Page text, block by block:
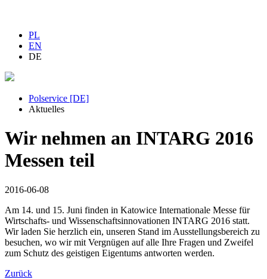
PL
EN
DE
Polservice [DE]
Aktuelles
Wir nehmen an INTARG 2016
Messen teil
2016-06-08
Am 14. und 15. Juni finden in Katowice Internationale Messe für
Wirtschafts- und Wissenschaftsinnovationen INTARG 2016 statt.
Wir laden Sie herzlich ein, unseren Stand im Ausstellungsbereich zu
besuchen, wo wir mit Vergnügen auf alle Ihre Fragen und Zweifel
zum Schutz des geistigen Eigentums antworten werden.
Zurück